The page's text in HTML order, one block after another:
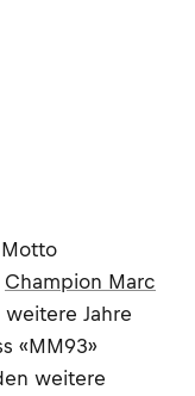
Champion Marc
Jahre
«MM93»
weitere